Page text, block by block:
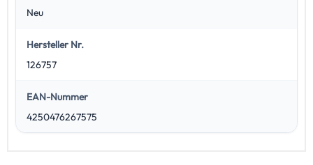
Neu
Hersteller Nr.
126757
EAN-Nummer
4250476267575